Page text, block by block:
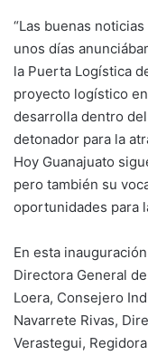
“Las buenas
unos días
la Puerta Logística
proyecto logístico
desarrolla dentro
detonador para la
Hoy Guanajuato
pero también su
oportunidades para
En esta
Directora General
Loera, Consejero
Navarrete Rivas,
Verastegui,